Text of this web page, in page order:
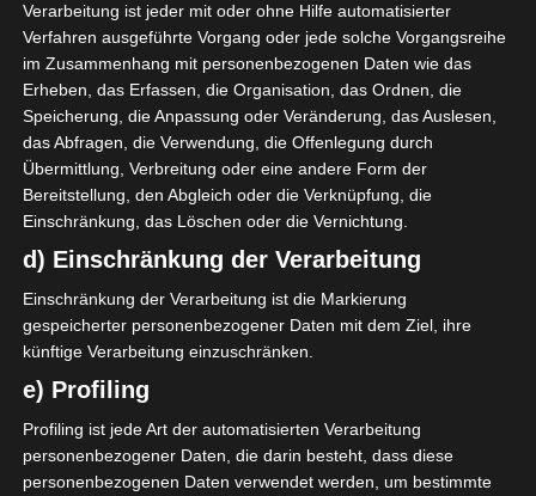
Union Sportive Monastirienne (USMO)
M A. Boutiche 70'
Guerdane (USBG)
Étoile Sportive du Sahel Sousse (ESS) – Espérance S
Die nächsten Begegnungen
SPIELTAG 1
Verarbeitung ist jeder mit oder ohne Hilfe automatisierter
Verfahren ausgeführte Vorgang oder jede solche Vorgangsreihe
im Zusammenhang mit personenbezogenen Daten wie das
Erheben, das Erfassen, die Organisation, das Ordnen, die
Speicherung, die Anpassung oder Veränderung, das Auslesen,
das Abfragen, die Verwendung, die Offenlegung durch
Übermittlung, Verbreitung oder eine andere Form der
Bereitstellung, den Abgleich oder die Verknüpfung, die
Einschränkung, das Löschen oder die Vernichtung.
d) Einschränkung der Verarbeitung
Einschränkung der Verarbeitung ist die Markierung
gespeicherter personenbezogener Daten mit dem Ziel, ihre
künftige Verarbeitung einzuschränken.
e) Profiling
Profiling ist jede Art der automatisierten Verarbeitung
personenbezogener Daten, die darin besteht, dass diese
personenbezogenen Daten verwendet werden, um bestimmte